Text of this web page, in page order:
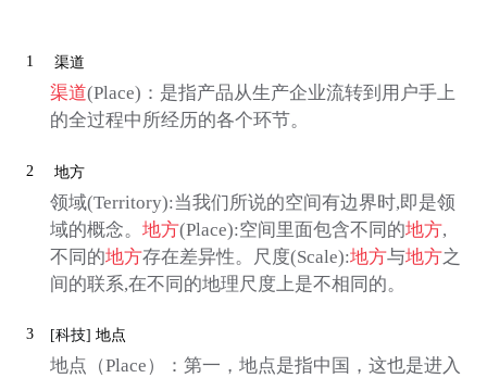
1 渠道
渠道(Place)：是指产品从生产企业流转到用户手上
的全过程中所经历的各个环节。
2 地方
领域(Territory):当我们所说的空间有边界时,即是领
域的概念。 地方(Place):空间里面包含不同的地方,
不同的地方存在差异性。尺度(Scale):地方与地方之
间的联系,在不同的地理尺度上是不相同的。
3 [科技] 地点
地点（Place）：第一，地点是指中国，这也是进入